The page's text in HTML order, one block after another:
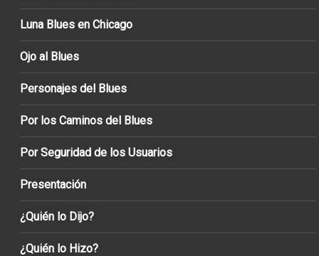
Luna Blues en Chicago
Ojo al Blues
Personajes del Blues
Por los Caminos del Blues
Por Seguridad de los Usuarios
Presentación
¿Quién lo Dijo?
¿Quién lo Hizo?